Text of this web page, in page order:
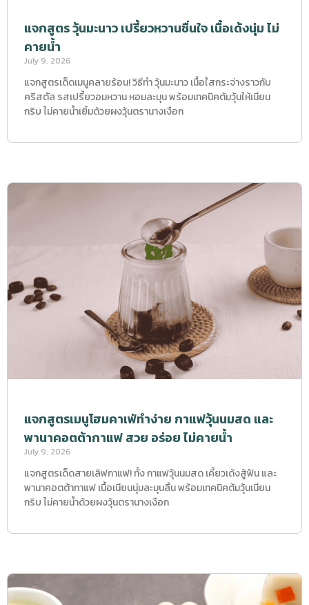
แจกสูตร วุ้นมะนาว เปรี้ยวหวานชื่นใจ เนื้อเด้งนุ่ม ไม่
คายน้ำ
July 9, 2026
แจกสูตรเด็ดเมนูคลายร้อน! วิธีทำ วุ้นมะนาว เนื้อใสกระจ่างราวกับ
คริสตัล รสเปรี้ยวอมหวาน หอมละมุน พร้อมเทคนิคต้มวุ้นให้เนียน
กริบ ไม่คายน้ำเยิ้มด้วยผงวุ้นตรานางเงือก
แจกสูตรเมนูโฮมคาเฟ่ทำง่าย กาแฟวุ้นนมสด และ
พานาคอตต้ากาแฟ สวย อร่อย ไม่คายน้ำ
July 9, 2026
แจกสูตรเด็ดสายเลิฟกาแฟ! ทั้ง กาแฟวุ้นนมสด เคี้ยวเด้งสู้ฟัน และ
พานาคอตต้ากาแฟ เนื้อเนียนนุ่มละมุนลิ้น พร้อมเทคนิคต้มวุ้นเนียน
กริบ ไม่คายน้ำด้วยผงวุ้นตรานางเงือก